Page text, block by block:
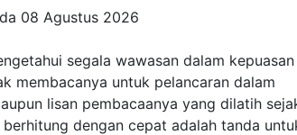
08 Agustus 2026
segala wawasan dalam kepuasan
membacanya untuk pelancaran dalam
lisan pembacaanya yang dilatih
dengan cepat adalah tanda